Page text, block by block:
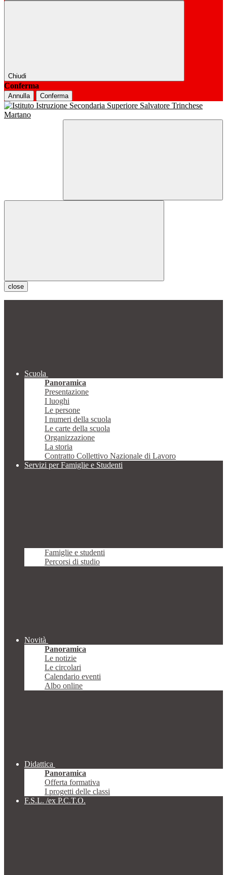
Chiudi
Conferma
Annulla Conferma
close
Scuola
Panoramica
Presentazione
I luoghi
Le persone
I numeri della scuola
Le carte della scuola
Organizzazione
La storia
Contratto Collettivo Nazionale di Lavoro
Servizi per Famiglie e Studenti
Famiglie e studenti
Percorsi di studio
Novità
Panoramica
Le notizie
Le circolari
Calendario eventi
Albo online
Didattica
Panoramica
Offerta formativa
I progetti delle classi
F.S.L. /ex P.C.T.O.